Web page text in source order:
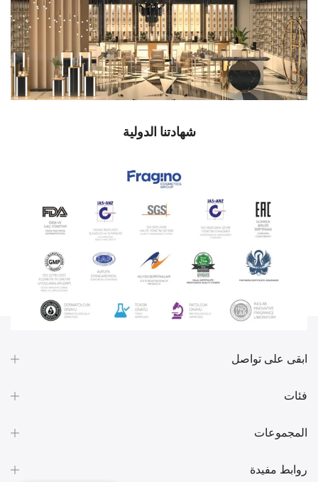
شهادتنا الدولية
ابقى على تواصل
فئات
المجموعات
روابط مفيدة